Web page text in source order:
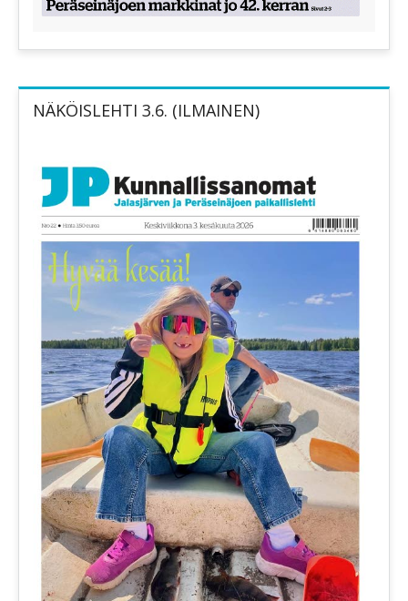
NÄKÖISLEHTI 3.6. (ILMAINEN)